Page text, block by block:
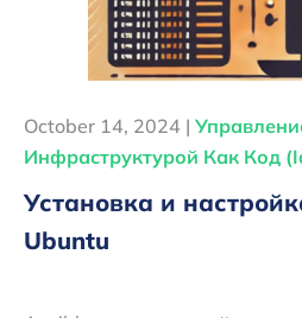
October 14, 2024 |
Инфраструктурой Как Код
Установка и
Ubuntu